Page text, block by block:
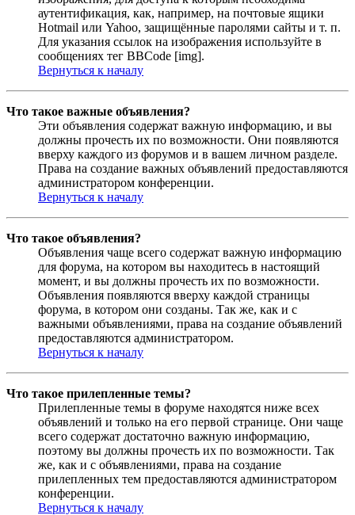
аутентификация, как, например, на почтовые ящики
Hotmail или Yahoo, защищённые паролями сайты и т. п.
Для указания ссылок на изображения используйте в
сообщениях тег BBCode [img].
Вернуться к началу
Что такое важные объявления?
Эти объявления содержат важную информацию, и вы
должны прочесть их по возможности. Они появляются
вверху каждого из форумов и в вашем личном разделе.
Права на создание важных объявлений предоставляются
администратором конференции.
Вернуться к началу
Что такое объявления?
Объявления чаще всего содержат важную информацию
для форума, на котором вы находитесь в настоящий
момент, и вы должны прочесть их по возможности.
Объявления появляются вверху каждой страницы
форума, в котором они созданы. Так же, как и с
важными объявлениями, права на создание объявлений
предоставляются администратором.
Вернуться к началу
Что такое прилепленные темы?
Прилепленные темы в форуме находятся ниже всех
объявлений и только на его первой странице. Они чаще
всего содержат достаточно важную информацию,
поэтому вы должны прочесть их по возможности. Так
же, как и с объявлениями, права на создание
прилепленных тем предоставляются администратором
конференции.
Вернуться к началу